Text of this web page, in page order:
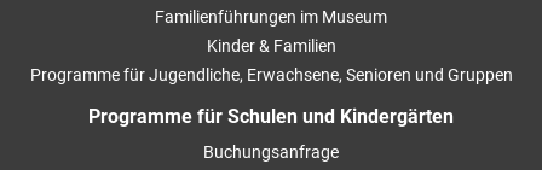
Familienführungen im Museum
Kinder & Familien
Programme für Jugendliche, Erwachsene, Senioren und Gruppen
Programme für Schulen und Kindergärten
Buchungsanfrage